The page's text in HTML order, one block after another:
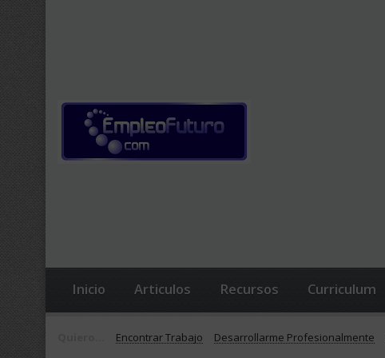
Inicio Articulos Recursos Curriculum
Encontrar Trabajo Desarrollarme Profesionalmente